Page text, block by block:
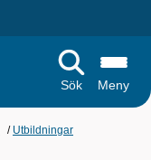
Sök
Meny
/ Utbildningar